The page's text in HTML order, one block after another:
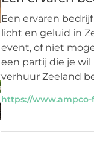
Een ervaren
licht en geluid in
event, of niet
een partij die je
verhuur Zeeland
https://